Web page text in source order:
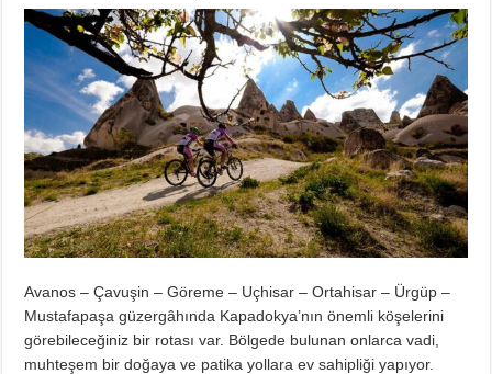
Avanos – Çavuşin – Göreme – Uçhisar – Ortahisar – Ürgüp –
Mustafapaşa güzergâhında Kapadokya’nın önemli köşelerini
görebileceğiniz bir rotası var. Bölgede bulunan onlarca vadi,
muhteşem bir doğaya ve patika yollara ev sahipliği yapıyor.